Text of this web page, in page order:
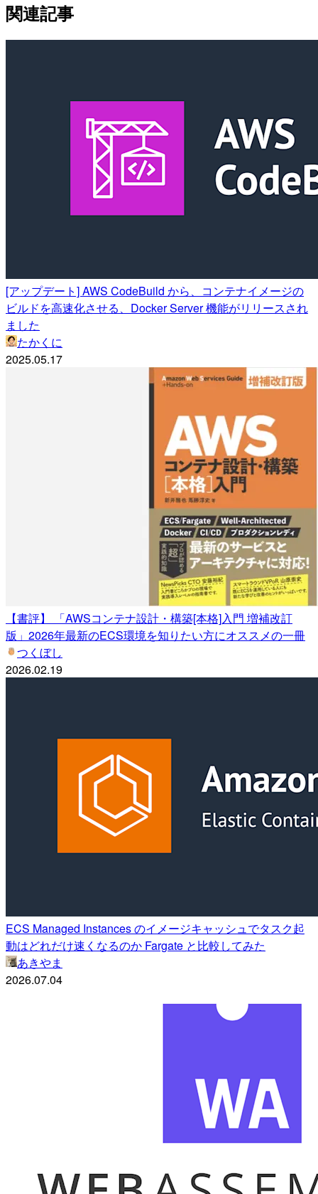
関連記事
[アップデート] AWS CodeBuild から、コンテナイメージの
ビルドを高速化させる、Docker Server 機能がリリースされ
ました
たかくに
2025.05.17
【書評】 「AWSコンテナ設計・構築[本格]入門 増補改訂
版」2026年最新のECS環境を知りたい方にオススメの一冊
つくぼし
2026.02.19
ECS Managed Instances のイメージキャッシュでタスク起
動はどれだけ速くなるのか Fargate と比較してみた
あきやま
2026.07.04